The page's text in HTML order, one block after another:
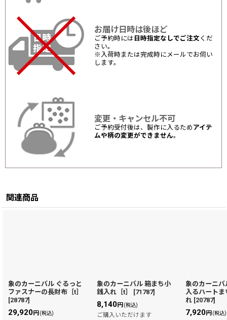
お届け日時は後ほど
ご予約時には 日時指定なしでご注文 くだ
さい。
※入荷時または完成時にメールでお伺い
します。
変更・キャンセル不可
ご予約受付後は、製作に入るため アイテ
ムや柄の変更ができません。
関連商品
象のカーニバル ぐるっと
ファスナーの長財布［t］
[28787]
29,920円 (税込)
象のカーニバル 箱まち小
銭入れ［t］
[71787]
8,140円 (税込)
ご購入いただけます
象のカーニバ
入るハートま
れ [20787]
7,920円 (税込)